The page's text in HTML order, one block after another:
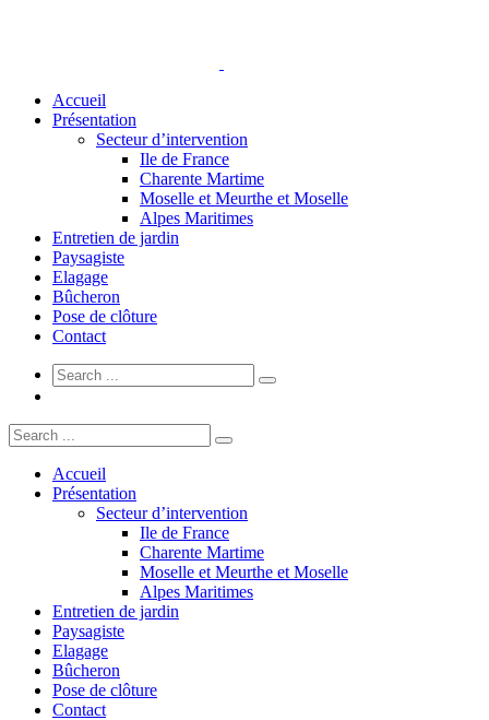
Accueil
Présentation
Secteur d’intervention
Ile de France
Charente Martime
Moselle et Meurthe et Moselle
Alpes Maritimes
Entretien de jardin
Paysagiste
Elagage
Bûcheron
Pose de clôture
Contact
Accueil
Présentation
Secteur d’intervention
Ile de France
Charente Martime
Moselle et Meurthe et Moselle
Alpes Maritimes
Entretien de jardin
Paysagiste
Elagage
Bûcheron
Pose de clôture
Contact